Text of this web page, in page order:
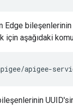
Edge bileşenlerinin
için aşağıdaki
apigee-